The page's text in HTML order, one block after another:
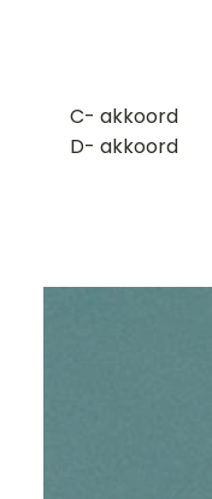
​C- akkoord
D- akkoord